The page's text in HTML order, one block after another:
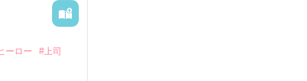
ーロー #上司